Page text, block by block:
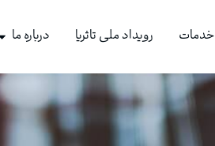
خدمات رویداد ملی تاثریا درباره ما